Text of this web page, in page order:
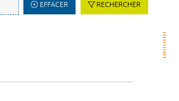
EFFACER RECHERCHER